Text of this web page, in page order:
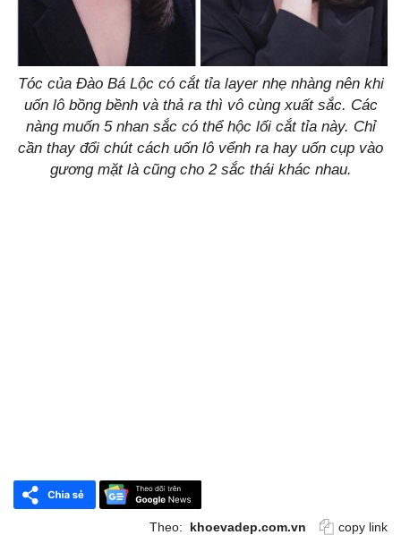
Tóc của Đào Bá Lộc có cắt tỉa layer nhẹ nhàng nên khi
uốn lô bồng bềnh và thả ra thì vô cùng xuất sắc. Các
nàng muốn 5 nhan sắc có thể hộc lối cắt tỉa này. Chỉ
cần thay đổi chút cách uốn lô vểnh ra hay uốn cụp vào
gương mặt là cũng cho 2 sắc thái khác nhau.
Theo: khoevadep.com.vn copy link